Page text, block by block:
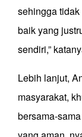
sehingga
baik yang
sendiri,”
Lebih lanjut,
masyarakat,
bersama-